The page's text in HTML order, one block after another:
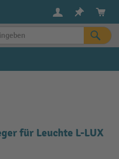
für Leuchte L-LUX